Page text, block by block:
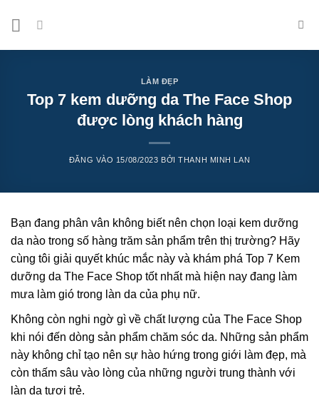
LÀM ĐẸP
Top 7 kem dưỡng da The Face Shop
được lòng khách hàng
ĐĂNG VÀO 15/08/2023 BỞITHANH MINH LAN
Bạn đang phân vân không biết nên chọn loại kem dưỡng
da nào trong số hàng trăm sản phẩm trên thị trường? Hãy
cùng tôi giải quyết khúc mắc này và khám phá Top 7 Kem
dưỡng da The Face Shop tốt nhất mà hiện nay đang làm
mưa làm gió trong làn da của phụ nữ.
Không còn nghi ngờ gì về chất lượng của The Face Shop
khi nói đến dòng sản phẩm chăm sóc da. Những sản phẩm
này không chỉ tạo nên sự hào hứng trong giới làm đẹp, mà
còn thấm sâu vào lòng của những người trung thành với
làn da tươi trẻ.